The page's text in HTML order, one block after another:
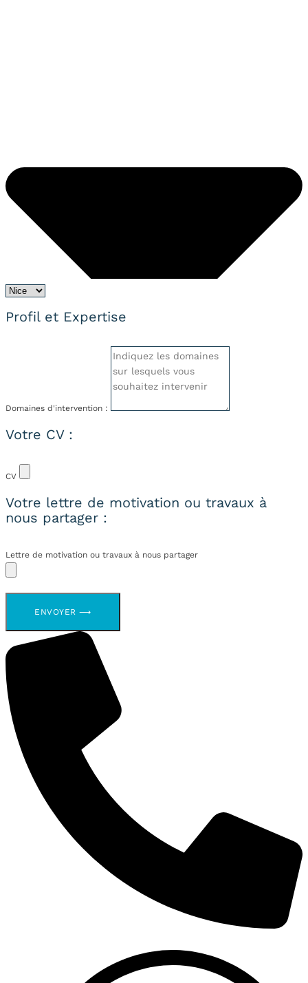
Profil et Expertise
Domaines d'intervention :
Votre CV :
CV
Votre lettre de motivation ou travaux à
nous partager :
Lettre de motivation ou travaux à nous partager
ENVOYER ⟶